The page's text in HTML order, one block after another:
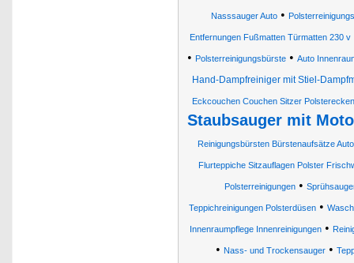
Nasssauger Auto•
Entfernungen Fußmatten Türmatten 230 v
• Polsterreinigungsbürste • Auto
Hand-Dampfreiniger mit Stiel-
Eckcouchen Couchen Sitzer
Staubsauger mit
Reinigungsbürsten Bürstenaufsätze
Flurteppiche Sitzauflagen Polster
Polsterreinigungen•
Teppichreinigungen Polsterdüsen •
Innenraumpflege Innenreinigungen •
• Nass- und Trockensauger •